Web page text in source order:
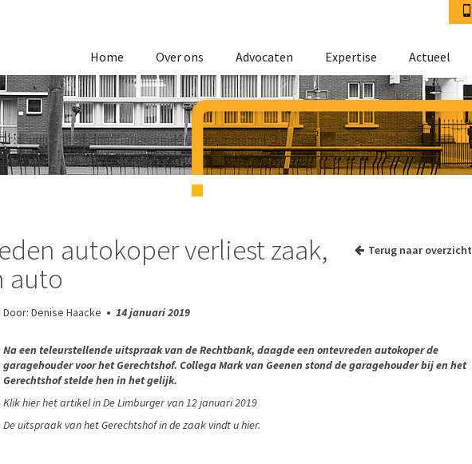
Home Over ons Advocaten Expertise Actueel
autokoper verliest zaak,
auto
Terug naar overzicht
Door: Denise Haacke • 14 januari 2019
Na een teleurstellende uitspraak van de Rechtbank, daagde een ontevreden autokoper de
garagehouder voor het Gerechtshof. Collega Mark van Geenen stond de garagehouder bij en het
Gerechtshof stelde hen in het gelijk.
Klik hier het artikel in De Limburger van 12 januari 2019
De uitspraak van het Gerechtshof in de zaak vindt u hier.